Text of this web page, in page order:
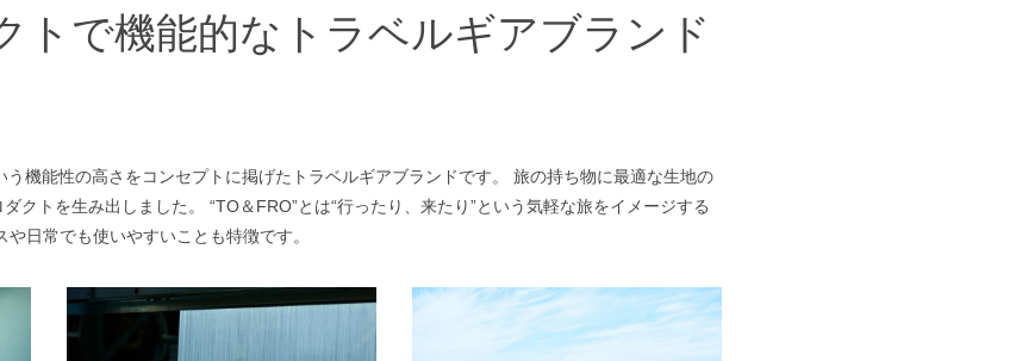
トで機能的なトラベルギアブランド
機能性の高さをコンセプトに掲げたトラベルギアブランドです。 旅の持ち物に最適な生地の
クトを生み出しました。 “TO＆FRO”とは“行ったり、来たり”という気軽な旅をイメージする
日常でも使いやすいことも特徴です。